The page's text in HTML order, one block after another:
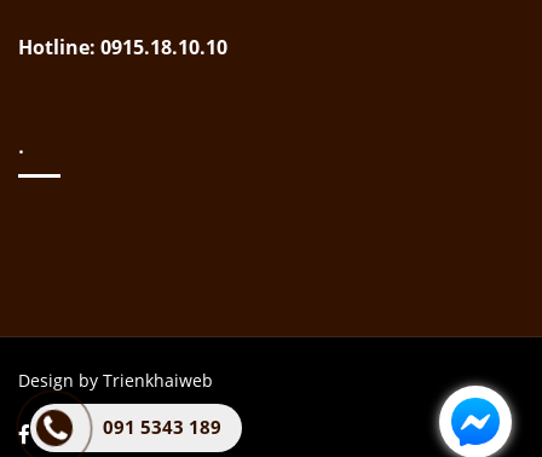
Hotline: 0915.18.10.10
.
Design by Trienkhaiweb
091 5343 189